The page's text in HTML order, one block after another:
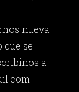
nueva
se
a